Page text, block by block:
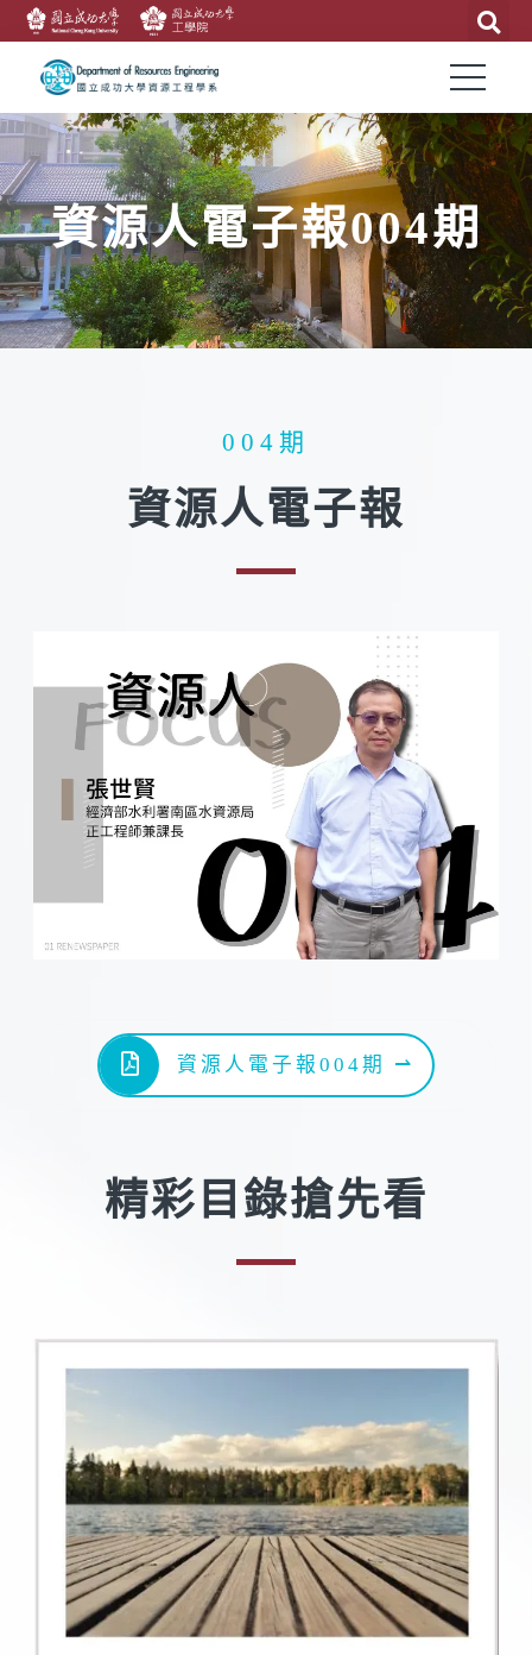
資源人電子報004期
004期
資源人電子報
資源人電子報004期 ⇀
精彩目錄搶先看